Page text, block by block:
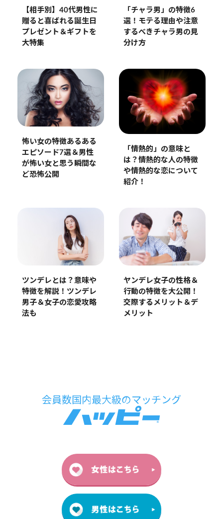
【相手別】40代男性に
贈ると喜ばれる誕生日
プレゼント＆ギフトを
大特集
「チャラ男」の特徴6
選！モテる理由や注意
するべきチャラ男の見
分け方
怖い女の特徴あるある
エピソード7選＆男性
が怖い女と思う瞬間な
ど恐怖公開
「情熱的」の意味と
は？情熱的な人の特徴
や情熱的な恋について
紹介！
ツンデレとは？意味や
特徴を解説！ツンデレ
男子＆女子の恋愛攻略
法も
ヤンデレ女子の性格＆
行動の特徴を大公開！
交際するメリット＆デ
メリット